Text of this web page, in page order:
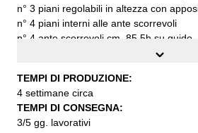
n° 3 piani regolabili in altezza con
n° 4 piani interni alle ante scorrevoli
n° 4 ante scorrevoli cm. 85,5h su
n° 4 lamiere laterali di chiusura fiancata
n° 1 fascia stabilizzatrice
portata per ogni piano a carico
90
lamiera di acciaio di prima qualità
TEMPI DI PRODUZIONE:
4 settimane circa
TEMPI DI CONSEGNA:
3/5 gg. lavorativi